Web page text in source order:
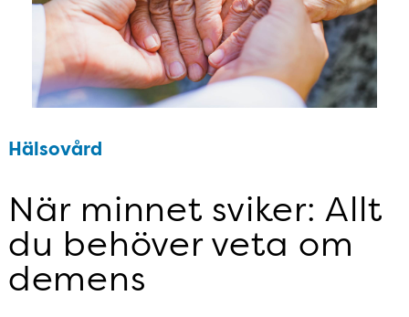
Hälsovård
När minnet sviker: Allt
du behöver veta om
demens